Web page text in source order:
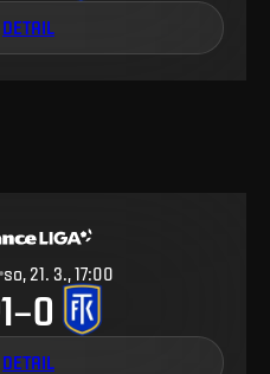
DETAIL
so, 21. 3., 17:00
1–0
DETAIL